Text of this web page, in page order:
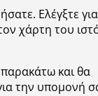
Ελέγξτε για
χάρτη του
και θα
την υπομονή